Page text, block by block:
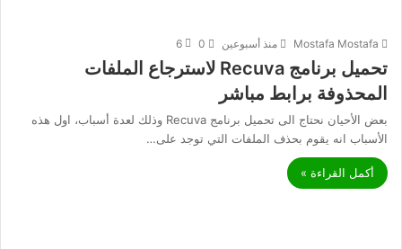
Mostafa Mostafa منذ أسبوعين 0
6
تحميل برنامج Recuva لاسترجاع الملفات
المحذوفة برابط مباشر
بعض الأحيان نحتاج الى تحميل برنامج Recuva وذلك لعدة أسباب، اول هذه
الأسباب انه يقوم بحذف الملفات التي توجد على…
أكمل القراءة »